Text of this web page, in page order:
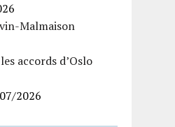
Malmaison
accords d’Oslo
2026